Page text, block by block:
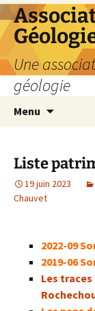
Aller
au
contenu
Une
géologie
Menu
Liste
19 juin 2023
Chauvet
2022-09
2019-06
Les